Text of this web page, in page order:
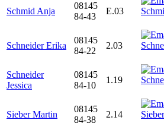
Schmid Anja
08145
84-43
E.03
Schneider Erika
08145
84-22
2.03
Schneider
Jessica
08145
84-10
1.19
Sieber Martin
08145
84-38
2.14